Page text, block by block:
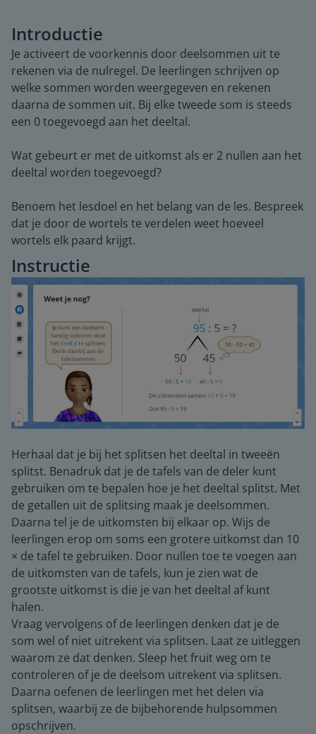
Introductie
Je activeert de voorkennis door deelsommen uit te
rekenen via de nulregel. De leerlingen schrijven op
welke sommen worden weergegeven en rekenen
daarna de sommen uit. Bij elke tweede som is steeds
een 0 toegevoegd aan het deeltal.
Wat gebeurt er met de uitkomst als er 2 nullen aan het
deeltal worden toegevoegd?
Benoem het lesdoel en het belang van de les. Bespreek
dat je door de wortels te verdelen weet hoeveel
wortels elk paard krijgt.
Instructie
Herhaal dat je bij het splitsen het deeltal in tweeën
splitst. Benadruk dat je de tafels van de deler kunt
gebruiken om te bepalen hoe je het deeltal splitst. Met
de getallen uit de splitsing maak je deelsommen.
Daarna tel je de uitkomsten bij elkaar op. Wijs de
leerlingen erop om soms een grotere uitkomst dan 10
× de tafel te gebruiken. Door nullen toe te voegen aan
de uitkomsten van de tafels, kun je zien wat de
grootste uitkomst is die je van het deeltal af kunt
halen.
Vraag vervolgens of de leerlingen denken dat je de
som wel of niet uitrekent via splitsen. Laat ze uitleggen
waarom ze dat denken. Sleep het fruit weg om te
controleren of je de deelsom uitrekent via splitsen.
Daarna oefenen de leerlingen met het delen via
splitsen, waarbij ze de bijbehorende hulpsommen
opschrijven.